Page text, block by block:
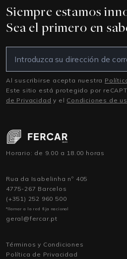
Siempre estamos
Sea el primero en
Al suscribirse acepta nuestra
Este sitio está protegido por
de Privacidad y el Condiciones de
Horario: de 9.00 a 18.00 horas
Rua da Isabelinha nº 405
4775-267 Barcelos
(+351) 252 960 500
*llamar a la red fija nacional
geral@fercar.pt
Términos y Condiciones
Política de Privacidad